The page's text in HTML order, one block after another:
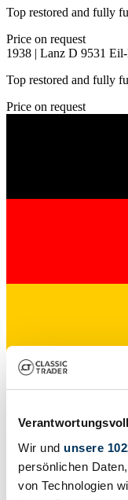
Wir und unsere
persönlichen
von Technologien
Top restored and fully
Price on request
1938 | Lanz D 9531
Top restored and fully
Price on request
Dealer